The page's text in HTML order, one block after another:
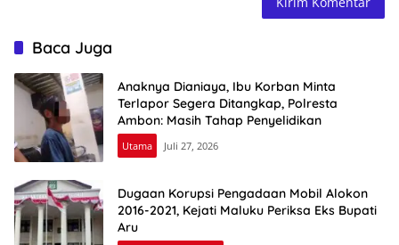
Baca Juga
Anaknya Dianiaya, Ibu Korban Minta
Terlapor Segera Ditangkap, Polresta
Ambon: Masih Tahap Penyelidikan
Utama Juli 27, 2026
Dugaan Korupsi Pengadaan Mobil Alokon
2016-2021, Kejati Maluku Periksa Eks Bupati
Aru